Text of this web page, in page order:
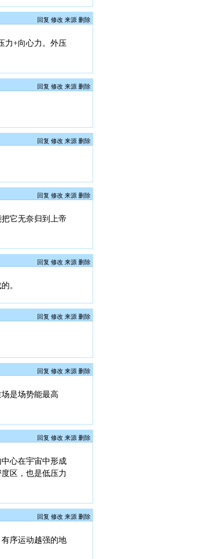
回复 修改 来源 删除
力+向心力。外压
回复 修改 来源 删除
回复 修改 来源 删除
回复 修改 来源 删除
它无奈归到上帝
回复 修改 来源 删除
。
回复 修改 来源 删除
回复 修改 来源 删除
是场势能最高
回复 修改 来源 删除
心在宇宙中形成
区，也是低压力
回复 修改 来源 删除
序运动越强的地